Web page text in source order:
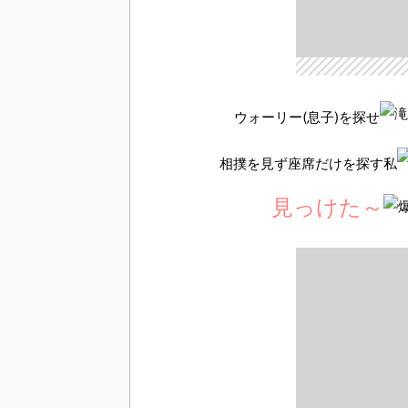
ウォーリー(息子)を探せ
相撲を見ず座席だけを探す私
見っけた～